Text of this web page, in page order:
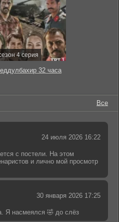
4 серия
32 часа
Все
24 июля 2026 16:22
с постели. На этом
и лично мой просмотр
30 января 2026 17:25
Я насмеялся 🤣 до слёз